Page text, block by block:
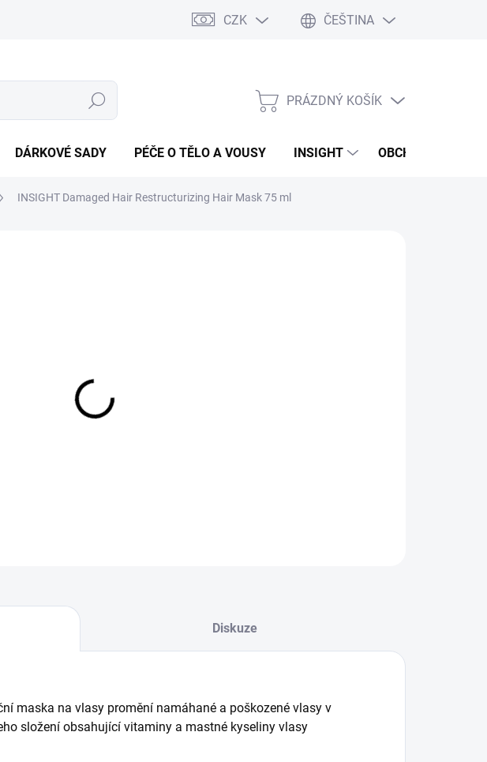
CZK ČEŠTINA
Hledat
NÁKUPNÍ
PRÁZDNÝ KOŠÍK
DÁRKOVÉ SADY PÉČE O TĚLO A VOUSY INSIGHT OBCHODNÍ
INSIGHT Damaged Hair Restructurizing Hair Mask 75 ml
Diskuze
maska na vlasy promění namáhané a poškozené vlasy v
složení obsahující vitaminy a mastné kyseliny vlasy